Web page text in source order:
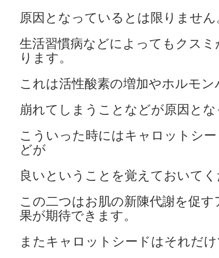
原因となっているとは限りません
生活習慣病などによってもクス
ります。
これは活性酸素の増加やホルモ
崩れてしまうことなどが原因と
こういった時にはキャロットシ
どが
良いということを覚えておいて
この二つはお肌の新陳代謝を促
果が期待できます。
またキャロットシードはそれだ